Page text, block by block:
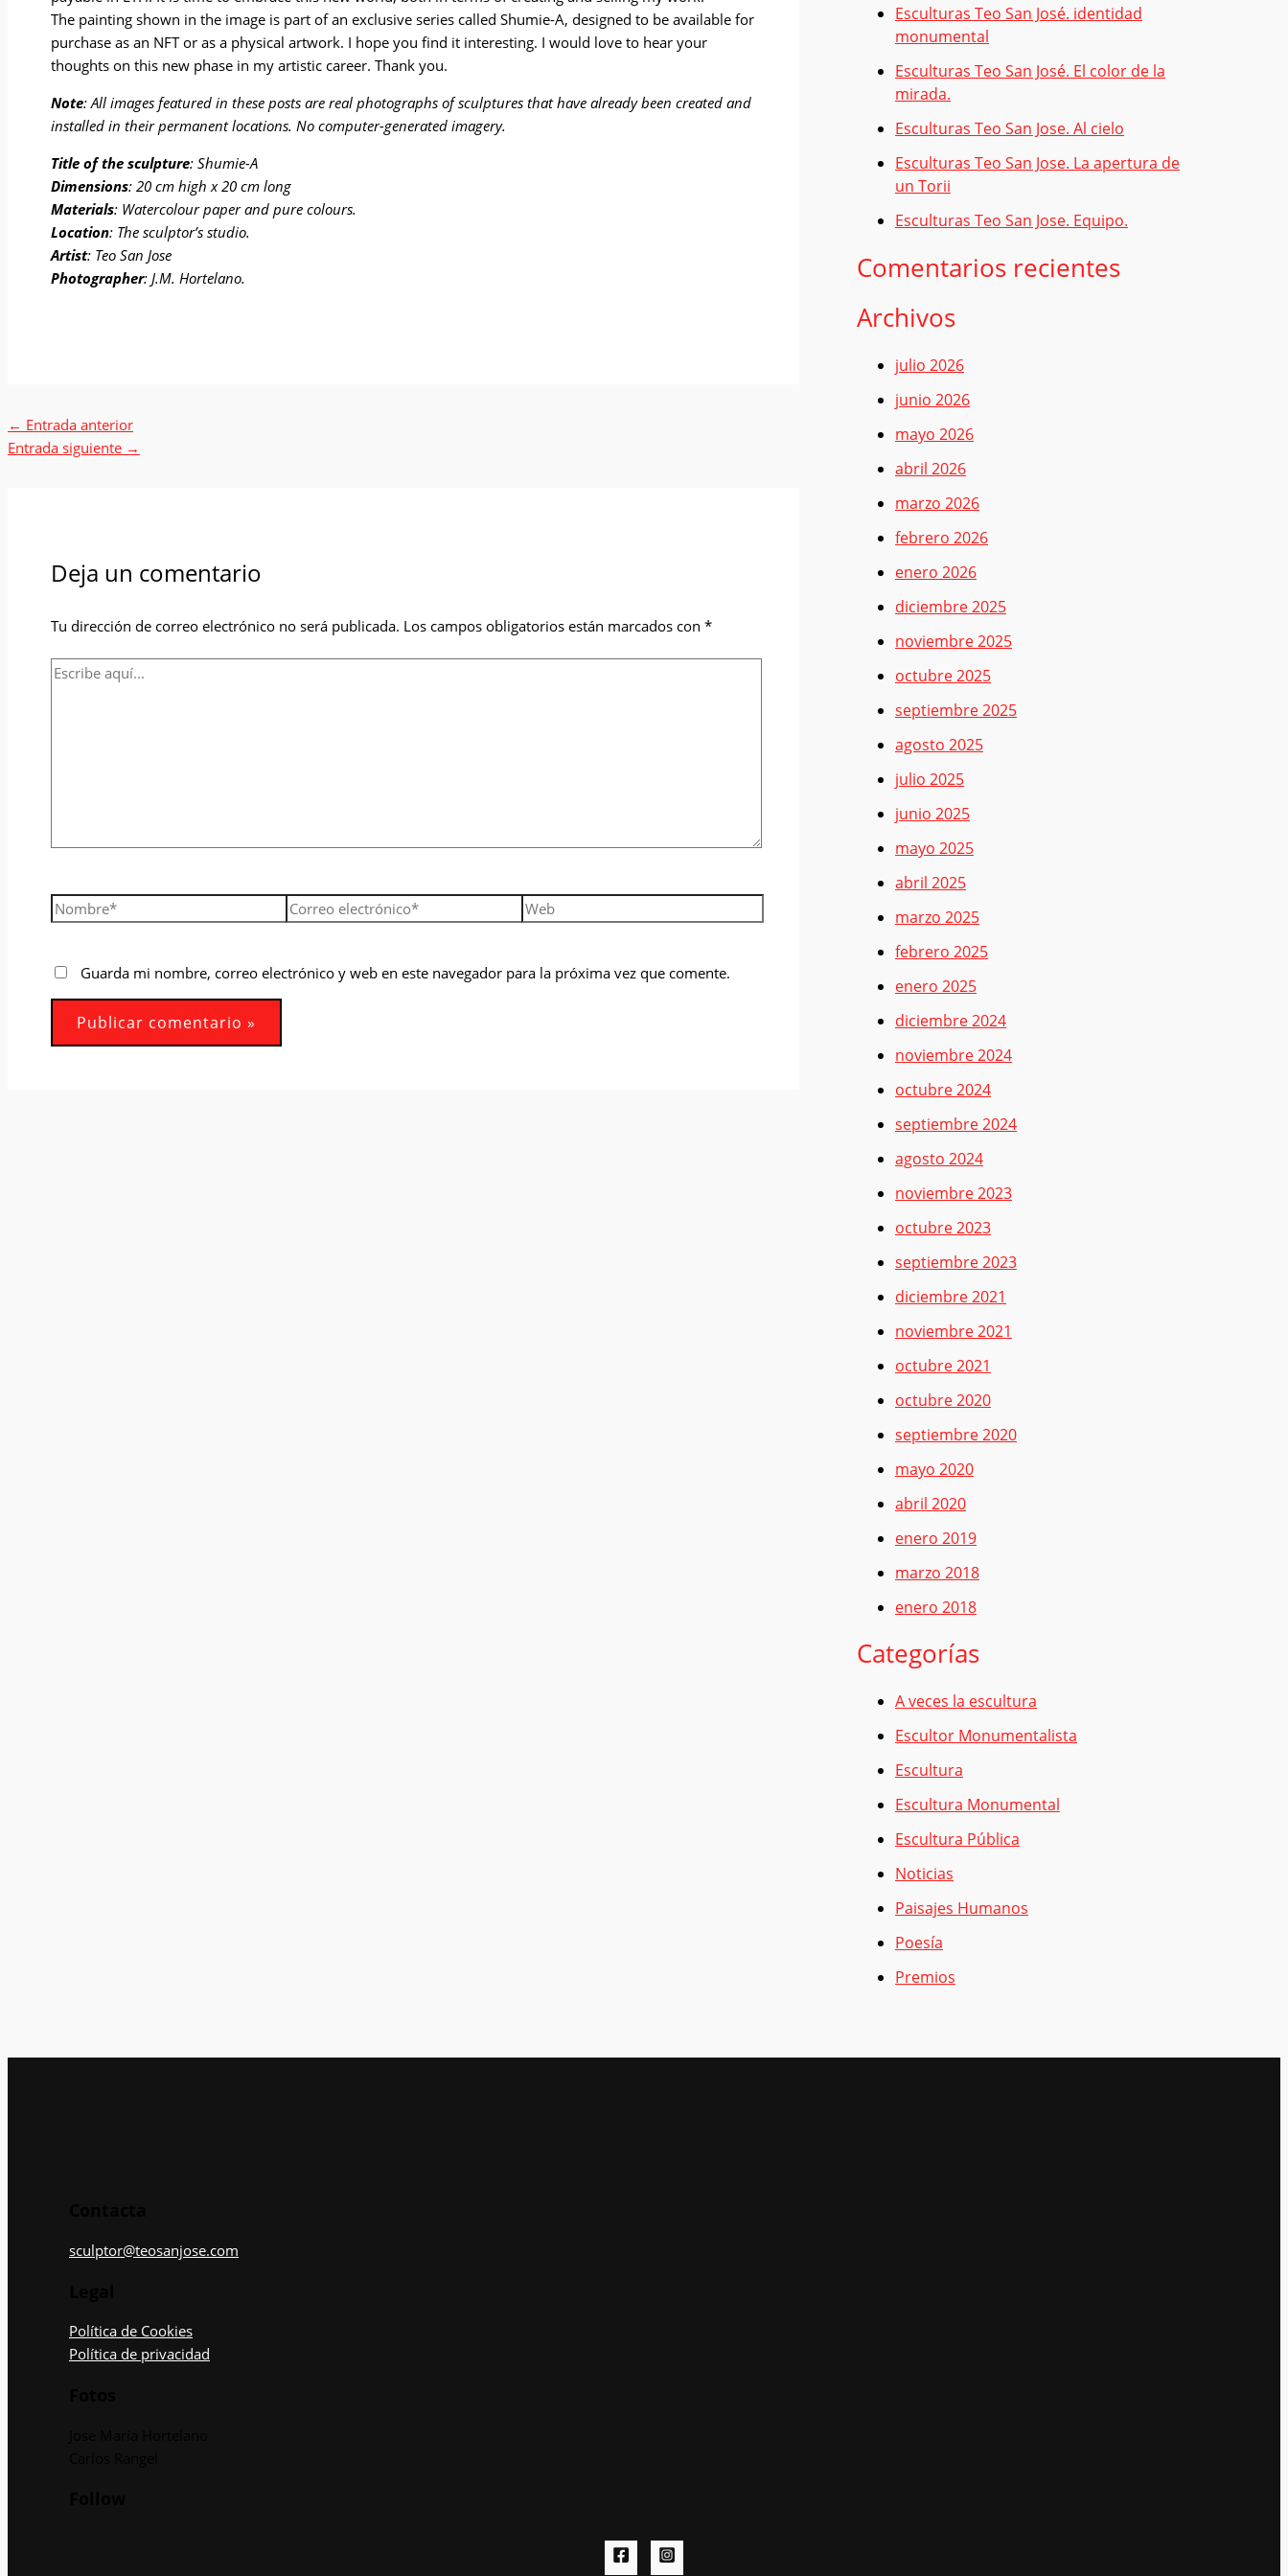
The painting shown in the image is part of an exclusive series called Shumie-A, designed to be available for
purchase as an NFT or as a physical artwork. I hope you find it interesting. I would love to hear your
thoughts on this new phase in my artistic career. Thank you.
Note: All images featured in these posts are real photographs of sculptures that have already been created and
installed in their permanent locations. No computer-generated imagery.
Title of the sculpture: Shumie-A
Dimensions: 20 cm high x 20 cm long
Materials: Watercolour paper and pure colours.
Location: The sculptor’s studio.
Artist: Teo San Jose
Photographer: J.M. Hortelano.
← Entrada anterior
Entrada siguiente →
Deja un comentario
Tu dirección de correo electrónico no será publicada. Los campos obligatorios están marcados con *
Escribe
Nombre*
Correo
electrónico*
Web
Guarda mi nombre, correo electrónico y web en este navegador para la próxima vez que comente.
Esculturas Teo San José. identidad
monumental
Esculturas Teo San José. El color de la
mirada.
Esculturas Teo San Jose. Al cielo
Esculturas Teo San Jose. La apertura de
un Torii
Esculturas Teo San Jose. Equipo.
Comentarios recientes
Archivos
julio 2026
junio 2026
mayo 2026
abril 2026
marzo 2026
febrero 2026
enero 2026
diciembre 2025
noviembre 2025
octubre 2025
septiembre 2025
agosto 2025
julio 2025
junio 2025
mayo 2025
abril 2025
marzo 2025
febrero 2025
enero 2025
diciembre 2024
noviembre 2024
octubre 2024
septiembre 2024
agosto 2024
noviembre 2023
octubre 2023
septiembre 2023
diciembre 2021
noviembre 2021
octubre 2021
octubre 2020
septiembre 2020
mayo 2020
abril 2020
enero 2019
marzo 2018
enero 2018
Categorías
A veces la escultura
Escultor Monumentalista
Escultura
Escultura Monumental
Escultura Pública
Noticias
Paisajes Humanos
Poesía
Premios
sculptor@teosanjose.com
Política de Cookies
Política de privacidad